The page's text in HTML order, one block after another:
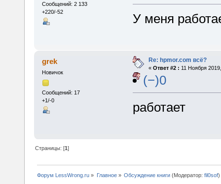
Сообщений: 2 133
+220/-52
У меня
grek
Новичок
Сообщений: 17
+1/-0
Re: hpmor.com всё?
« Ответ #2 : 11 Ноября
(−)0
работает
Страницы: [1]
Форум LessWrong.ru » Главное» Обсуждение книги(Модератор: fil0sof)